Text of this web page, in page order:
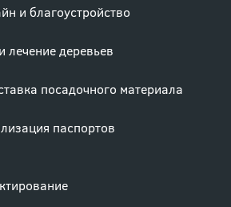
и благоустройство
лечение деревьев
посадочного материала
паспортов